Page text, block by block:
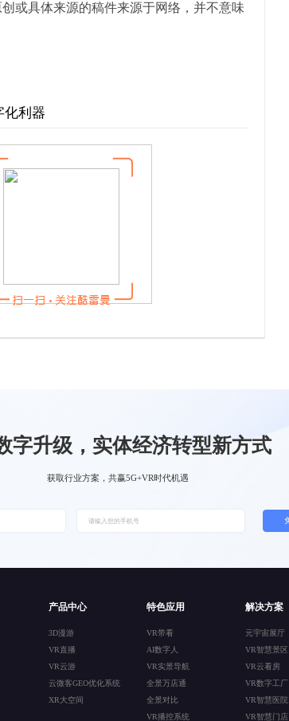
或具体来源的稿件来源于网络，并不意味
化利器
字升级，实体经济转型新方式
获取行业方案，共赢5G+VR时代机遇
产品中心
3D漫游
VR直播
VR云游
云微客GEO优化系统
XR大空间
特色应用
VR带看
AI数字人
VR实景导航
全景万店通
全景对比
VR播控系统
解决方案
元宇宙展厅
VR智慧景区
VR云看房
VR数字工厂
VR智慧医院
VR智慧门店